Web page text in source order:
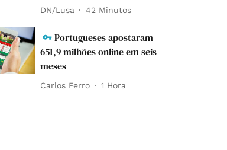
DN/Lusa 42 Minutos
Portugueses apostaram
651,9 milhões online em seis
meses
Carlos Ferro 1 Hora